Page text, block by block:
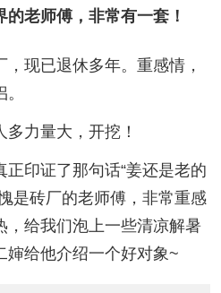
老师傅，非常有一套！
现已退休多年。重感情，
力量大，开挖！
印证了那句话“姜还是老的
是砖厂的老师傅，非常重感
，给我们泡上一些清凉解暑
婶给他介绍一个好对象~